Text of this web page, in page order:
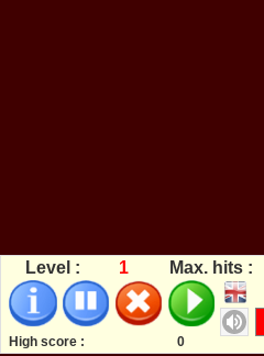
Level : 1 Max. hits :
High score : 0